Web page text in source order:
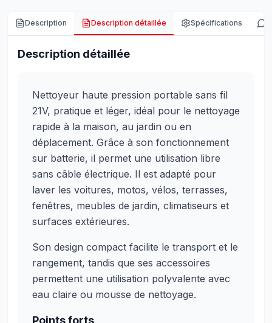
Description Description détaillée Spécifications
Description détaillée
Nettoyeur haute pression portable sans fil
21V, pratique et léger, idéal pour le nettoyage
rapide à la maison, au jardin ou en
déplacement. Grâce à son fonctionnement
sur batterie, il permet une utilisation libre
sans câble électrique. Il est adapté pour
laver les voitures, motos, vélos, terrasses,
fenêtres, meubles de jardin, climatiseurs et
surfaces extérieures.
Son design compact facilite le transport et le
rangement, tandis que ses accessoires
permettent une utilisation polyvalente avec
eau claire ou mousse de nettoyage.
Points forts